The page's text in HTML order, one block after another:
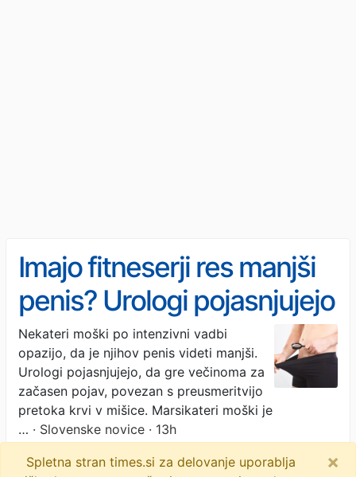
Imajo fitneserji res manjši
penis? Urologi pojasnjujejo
Nekateri moški po intenzivni vadbi
opazijo, da je njihov penis videti manjši.
Urologi pojasnjujejo, da gre večinoma za
začasen pojav, povezan s preusmeritvijo
pretoka krvi v mišice. Marsikateri moški je
… · Slovenske novice · 13h
šport penis velikost objavi
Spletna stran times.si za delovanje uporablja
×